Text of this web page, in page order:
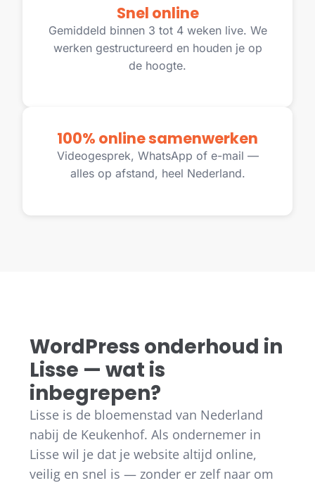
Snel online
Gemiddeld binnen 3 tot 4 weken live. We
werken gestructureerd en houden je op
de hoogte.
100% online samenwerken
Videogesprek, WhatsApp of e-mail —
alles op afstand, heel Nederland.
WordPress onderhoud in
Lisse — wat is
inbegrepen?
Lisse is de bloemenstad van Nederland
nabij de Keukenhof. Als ondernemer in
Lisse wil je dat je website altijd online,
veilig en snel is — zonder er zelf naar om